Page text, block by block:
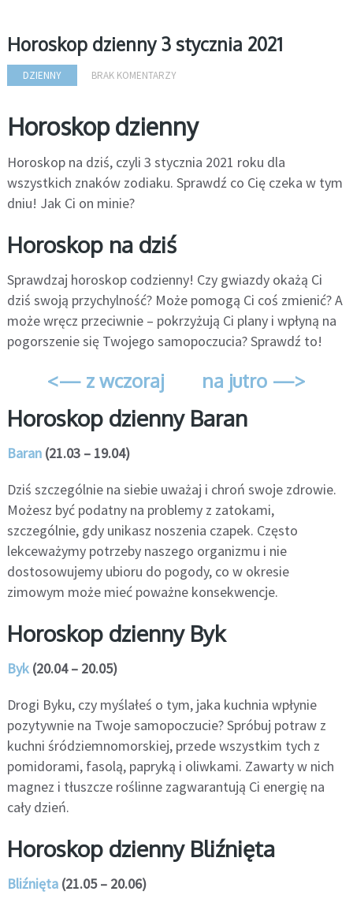
Horoskop dzienny 3 stycznia 2021
DZIENNY BRAK KOMENTARZY
Horoskop dzienny
Horoskop na dziś, czyli 3 stycznia 2021 roku dla
wszystkich znaków zodiaku. Sprawdź co Cię czeka w tym
dniu! Jak Ci on minie?
Horoskop na dziś
Sprawdzaj horoskop codzienny! Czy gwiazdy okażą Ci
dziś swoją przychylność? Może pomogą Ci coś zmienić? A
może wręcz przeciwnie – pokrzyżują Ci plany i wpłyną na
pogorszenie się Twojego samopoczucia? Sprawdź to!
<— z wczoraj na jutro —>
Horoskop dzienny Baran
Baran(21.03 – 19.04)
Dziś szczególnie na siebie uważaj i chroń swoje zdrowie.
Możesz być podatny na problemy z zatokami,
szczególnie, gdy unikasz noszenia czapek. Często
lekceważymy potrzeby naszego organizmu i nie
dostosowujemy ubioru do pogody, co w okresie
zimowym może mieć poważne konsekwencje.
Horoskop dzienny Byk
Byk(20.04 – 20.05)
Drogi Byku, czy myślałeś o tym, jaka kuchnia wpłynie
pozytywnie na Twoje samopoczucie? Spróbuj potraw z
kuchni śródziemnomorskiej, przede wszystkim tych z
pomidorami, fasolą, papryką i oliwkami. Zawarty w nich
magnez i tłuszcze roślinne zagwarantują Ci energię na
cały dzień.
Horoskop dzienny Bliźnięta
Bliźnięta(21.05 – 20.06)